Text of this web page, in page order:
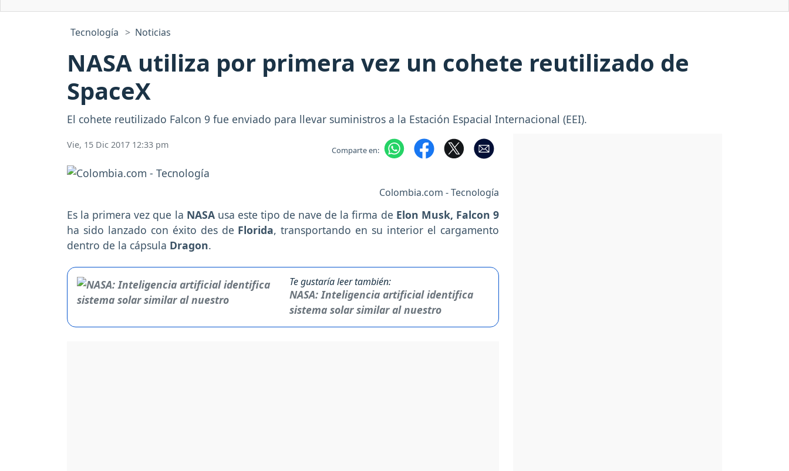
Tecnología Noticias
NASA utiliza por primera vez un cohete reutilizado de
SpaceX
El cohete reutilizado Falcon 9 fue enviado para llevar suministros a la Estación Espacial Internacional (EEI).
Vie, 15 Dic 2017 12:33 pm Comparte en:
Colombia.com - Tecnología
Es la primera vez que la NASA usa este tipo de nave de la firma de Elon Musk, Falcon 9
ha sido lanzado con éxito des de Florida, transportando en su interior el cargamento
dentro de la cápsula Dragon.
Te gustaría leer también:
NASA: Inteligencia artificial identifica
sistema solar similar al nuestro